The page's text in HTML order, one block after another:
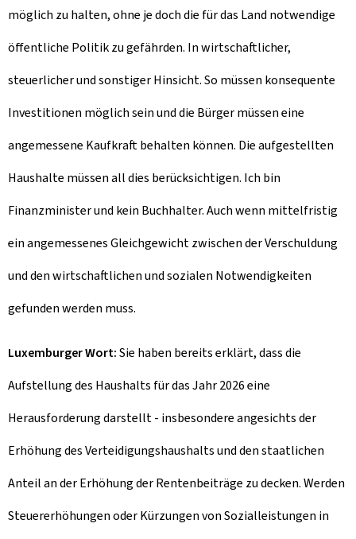
möglich zu halten, ohne je doch die für das Land notwendige
öffentliche Politik zu gefährden. In wirtschaftlicher,
steuerlicher und sonstiger Hinsicht. So müssen konsequente
Investitionen möglich sein und die Bürger müssen eine
angemessene Kaufkraft behalten können. Die aufgestellten
Haushalte müssen all dies berücksichtigen. Ich bin
Finanzminister und kein Buchhalter. Auch wenn mittelfristig
ein angemessenes Gleichgewicht zwischen der Verschuldung
und den wirtschaftlichen und sozialen Notwendigkeiten
gefunden werden muss.
Luxemburger Wort:Sie haben bereits erklärt, dass die
Aufstellung des Haushalts für das Jahr 2026 eine
Herausforderung darstellt - insbesondere angesichts der
Erhöhung des Verteidigungshaushalts und den staatlichen
Anteil an der Erhöhung der Rentenbeiträge zu decken. Werden
Steuererhöhungen oder Kürzungen von Sozialleistungen in